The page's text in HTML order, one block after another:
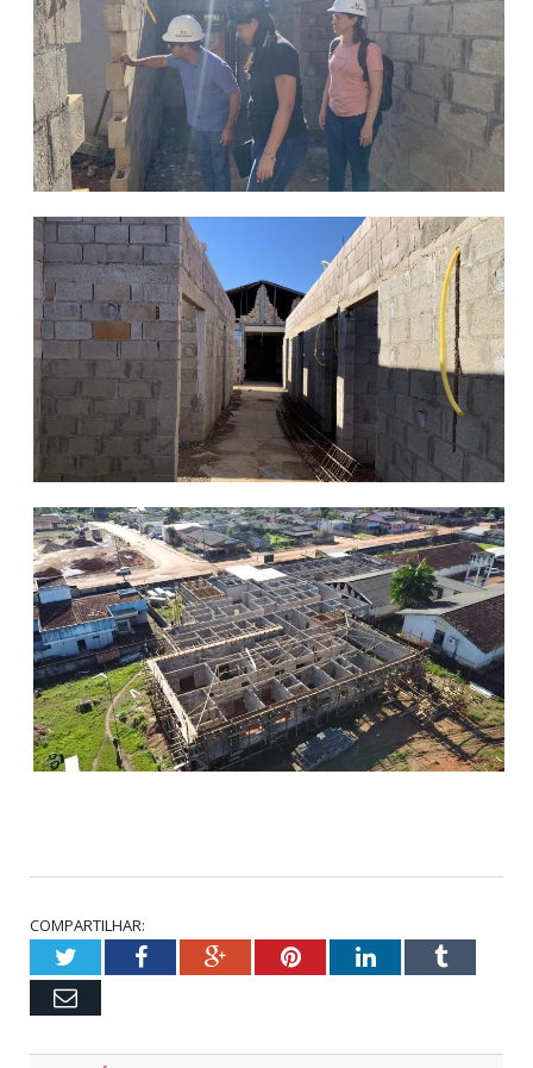
COMPARTILHAR:
TwitterFacebookGoogle+PinterestLinkedInTumblr
Email